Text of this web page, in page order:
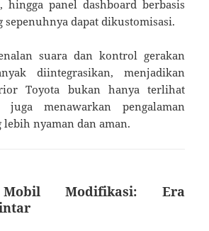
hingga panel dashboard berbasis
sepenuhnya dapat dikustomisasi.
suara dan kontrol gerakan
diintegrasikan, menjadikan
Toyota bukan hanya terlihat
menawarkan pengalaman
lebih nyaman dan aman.
Mobil Modifikasi: Era